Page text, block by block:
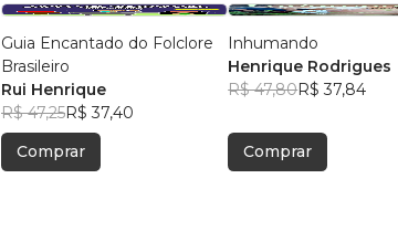
Guia Encantado do Folclore
Brasileiro
Rui Henrique
R$ 47,25R$ 37,40
Comprar
Inhumando
Henrique Rodrigues
R$ 47,80R$ 37,84
Comprar